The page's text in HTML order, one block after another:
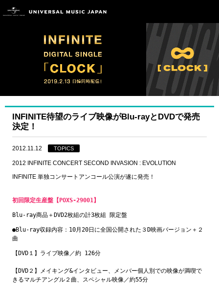
INFINITE待望のライブ映像がBlu-rayとDVDで発売
決定！
2012.11.12 TOPICS
2012 INFINITE CONCERT SECOND INVASION : EVOLUTION
INFINITE 単独コンサートアンコール公演が遂に発売！
初回限定生産盤【POXS-29001】
Blu-ray商品＋DVD2枚組の計3枚組 限定盤
●Blu-ray収録内容：10月20日に全国公開された３D映画バージョン＋２
曲
【DVD１】ライブ映像／約 126分
【DVD２】メイキング&インタビュー、メンバー個人別での映像が満喫で
きるマルチアングル２曲、スペシャル映像／約55分